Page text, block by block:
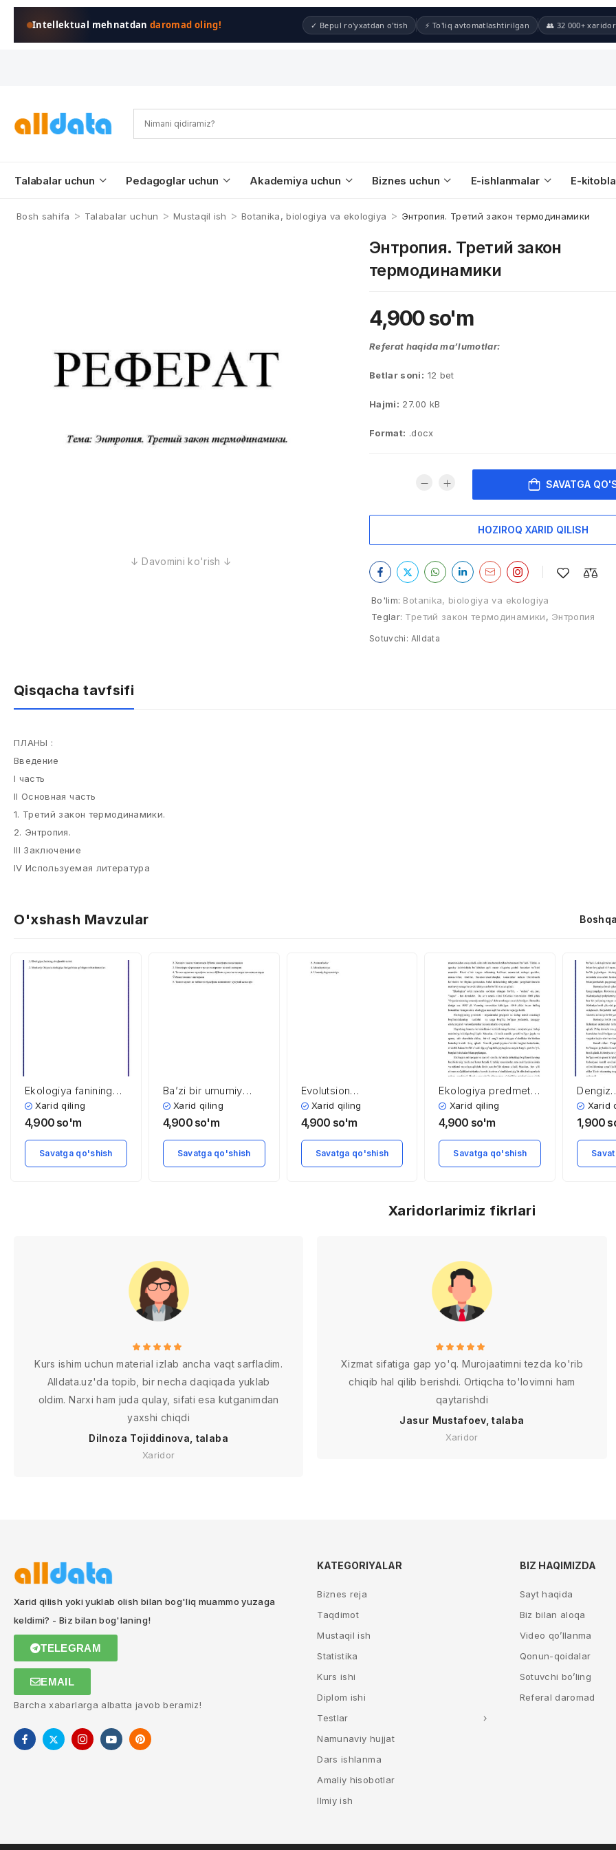
Intellektual mehnatdandaromad oling! ✓ Bepul ro'yxatdan o'tish ⚡ To'liq avtomatlashtirilgan 👥 32 000+ xaridor
Talabalar uchun Pedagoglar uchun Akademiya uchun Biznes uchun E-ishlanmalar E-
Bosh sahifa > Talabalar uchun > Mustaqil ish > Botanika, biologiya va ekologiya > Энтропия. Третий закон термодинамики
Энтропия. Третий закон
термодинамики
4,900so'm
Referat haqida ma’lumotlar:
Betlar soni: 12 bet
Hajmi: 27.00 kB
Format: .docx
SAVATGA
HOZIROQ XARID QILISH
Bo'lim: Botanika, biologiya va ekologiya
Teglar: Третий закон термодинамики, Энтропия
Sotuvchi: Alldata
Qisqacha tavfsifi
ПЛАНЫ :
Введение
I часть
II Основная часть
1. Третий закон термодинамики.
2. Энтропия.
III Заключение
IV Используемая литература
O'xshash Mavzular
Ekologiya fanining
rivojlanishida O’rta
Osiyo olimlarining
Xarid qiling
4,900 so'm
Savatga qo'shish
Ba’zi bir umumiy
ekologik muammolar
va ularni yechish
Xarid qiling
4,900 so'm
Savatga qo'shish
Evolutsion
jaryonning turli
yo’nalishlari
Xarid qiling
4,900 so'm
Savatga qo'shish
Ekologiya predmeti,
vazifalari, tarixi va
fanlar bilan
Xarid qiling
4,900 so'm
Savatga qo'shish
Dengiz
Xarid
1,900
Xaridorlarimiz fikrlari
Kurs ishim uchun material izlab ancha vaqt sarfladim.
Alldata.uz'da topib, bir necha daqiqada yuklab
oldim. Narxi ham juda qulay, sifati esa kutganimdan
yaxshi chiqdi
Dilnoza Tojiddinova, talaba
Xaridor
Xizmat sifatiga gap yo'q. Murojaatimni tezda ko'rib
chiqib hal qilib berishdi. Ortiqcha to'lovimni ham
qaytarishdi
Jasur Mustafoev, talaba
Xaridor
Xarid qilish yoki yuklab olish bilan bog'liq muammo yuzaga
keldimi? - Biz bilan bog'laning!
TELEGRAM
EMAIL
Barcha xabarlarga albatta javob beramiz!
KATEGORIYALAR
Biznes reja
Taqdimot
Mustaqil ish
Statistika
Kurs ishi
Diplom ishi
Testlar
Namunaviy hujjat
Dars ishlanma
Amaliy hisobotlar
Ilmiy ish
BIZ HAQIMIZDA
Sayt haqida
Biz bilan aloqa
Video qo’llanma
Qonun-qoidalar
Sotuvchi bo’ling
Referal daromad